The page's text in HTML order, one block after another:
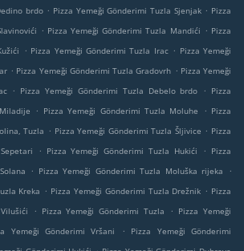
brdo . Pizza Yemeği Gönderimi Tuzla Sjenjak . Pizza
. Pizza Yemeği Gönderimi Tuzla Mandići . Pizza
. Pizza Yemeği Gönderimi Tuzla Irac . Pizza Yemeği
. Pizza Yemeği Gönderimi Tuzla Gradovrh . Pizza Yemeği
. Pizza Yemeği Gönderimi Tuzla Debelo brdo . Pizza
. Pizza Yemeği Gönderimi Tuzla Moluhe . Pizza
Tuzla . Pizza Yemeği Gönderimi Tuzla Šljivice . Pizza
. Pizza Yemeği Gönderimi Tuzla Hukići . Pizza
. Pizza Yemeği Gönderimi Tuzla Moluška rijeka
.
Kreka . Pizza Yemeği Gönderimi Tuzla Drežnik . Pizza
. Pizza Yemeği Gönderimi Tuzla . Pizza Yemeği
Yemeği Gönderimi Vršani .
Pizza Yemeği Gönderimi